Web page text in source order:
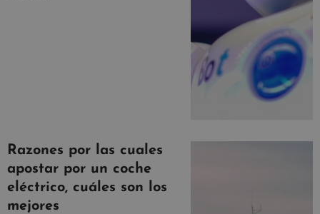
Razones por las cuales
apostar por un coche
eléctrico, cuáles son los
mejores